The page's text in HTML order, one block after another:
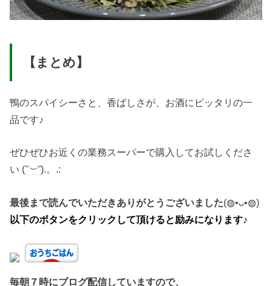
【まとめ】
鴨のスパイシーさと、香ばしさが、お酒にピッタリの一
品です♪
ぜひぜひお近くの業務スーパーで購入してお試しくださ
い (˘︶˘).。.:
最後まで読んでいただきありがとうございました(◍•ᴗ•◍)
以下のボタンをクリックして頂けると励みになります♪
毎朝７時にブログ配信していますので、